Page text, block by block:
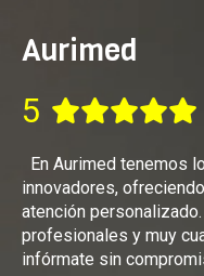
Aurimed
5
En Aurimed tenemos
innovadores,
atención
profesionales y muy
infórmate sin